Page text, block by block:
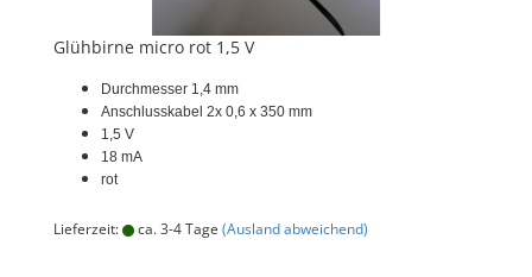
Glühbirne micro rot 1,5 V
Durchmesser 1,4 mm
Anschlusskabel 2x 0,6 x 350 mm
1,5 V
18 mA
rot
Lieferzeit: ca. 3-4 Tage (Ausland abweichend)